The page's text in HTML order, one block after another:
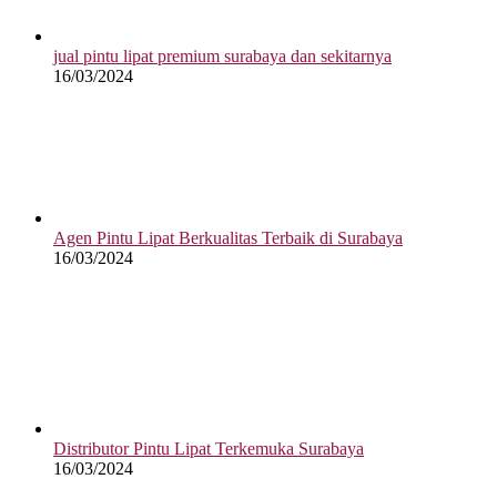
jual pintu lipat premium surabaya dan sekitarnya
16/03/2024
Agen Pintu Lipat Berkualitas Terbaik di Surabaya
16/03/2024
Distributor Pintu Lipat Terkemuka Surabaya
16/03/2024